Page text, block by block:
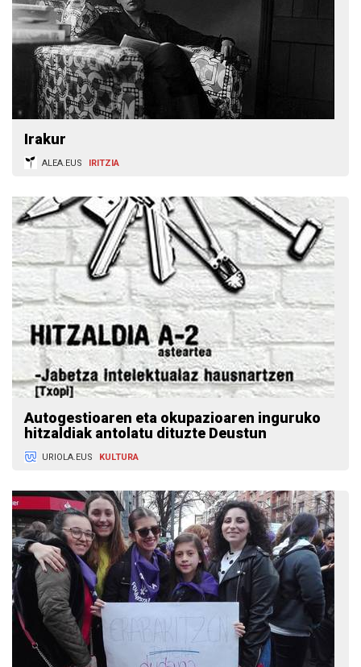
Irakur
ALEA.EUS IRITZIA
Autogestioaren eta okupazioaren inguruko
hitzaldiak antolatu dituzte Deustun
URIOLA.EUS KULTURA